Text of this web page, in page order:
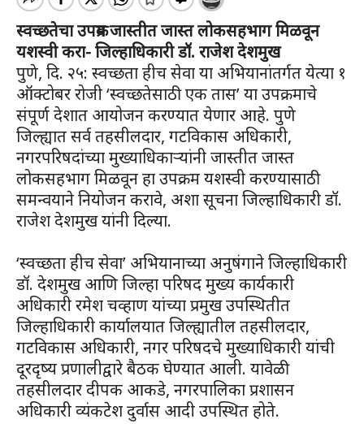
स्वच्छतेचा उपक्रम जास्तीत जास्त लोकसहभाग मिळवून
यशस्वी करा- जिल्हाधिकारी डॉ. राजेश देशमुख
पुणे, दि. २५: स्वच्छता हीच सेवा या अभियानांतर्गत येत्या १
ऑक्टोबर रोजी ‘स्वच्छतेसाठी एक तास’ या उपक्रमाचे
संपूर्ण देशात आयोजन करण्यात येणार आहे. पुणे
जिल्ह्यात सर्व तहसीलदार, गटविकास अधिकारी,
नगरपरिषदांच्या मुख्याधिकाऱ्यांनी जास्तीत जास्त
लोकसहभाग मिळवून हा उपक्रम यशस्वी करण्यासाठी
समन्वयाने नियोजन करावे, अशा सूचना जिल्हाधिकारी डॉ.
राजेश देशमुख यांनी दिल्या.
‘स्वच्छता हीच सेवा’ अभियानाच्या अनुषंगाने जिल्हाधिकारी
डॉ. देशमुख आणि जिल्हा परिषद मुख्य कार्यकारी
अधिकारी रमेश चव्हाण यांच्या प्रमुख उपस्थितीत
जिल्हाधिकारी कार्यालयात जिल्ह्यातील तहसीलदार,
गटविकास अधिकारी, नगर परिषदचे मुख्याधिकारी यांची
दूरदृष्य प्रणालीद्वारे बैठक घेण्यात आली. यावेळी
तहसीलदार दीपक आकडे, नगरपालिका प्रशासन
अधिकारी व्यंकटेश दुर्वास आदी उपस्थित होते.